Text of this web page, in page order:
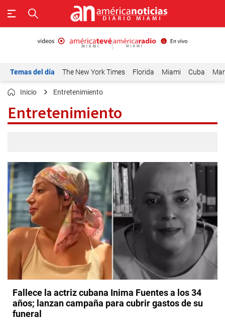
Temas del día The New York Times Florida Miami Cuba
Inicio Entretenimiento
Entretenimiento
Fallece la actriz cubana Inima Fuentes a los 34
años; lanzan campaña para cubrir gastos de su
funeral